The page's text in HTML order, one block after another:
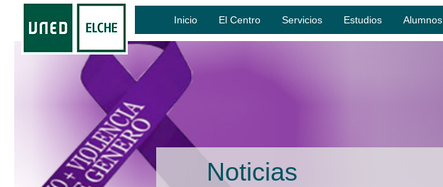
Inicio El Centro Servicios Estudios Alumnos
Noticias